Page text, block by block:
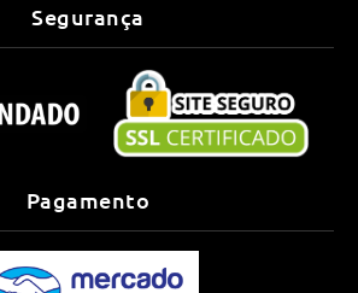
Segurança
Pagamento